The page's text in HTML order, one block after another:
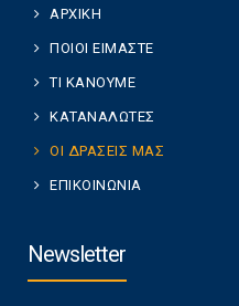
ΑΡΧΙΚΗ
ΠΟΙΟΙ ΕΙΜΑΣΤΕ
ΤΙ ΚΑΝΟΥΜΕ
ΚΑΤΑΝΑΛΩΤΕΣ
ΟΙ ΔΡΑΣΕΙΣ ΜΑΣ
ΕΠΙΚΟΙΝΩΝΙΑ
Newsletter